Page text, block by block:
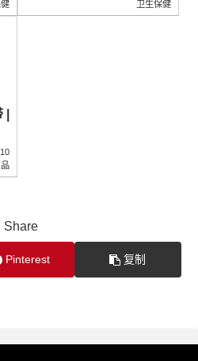
健
卫生保健
Share
Pinterest 复制